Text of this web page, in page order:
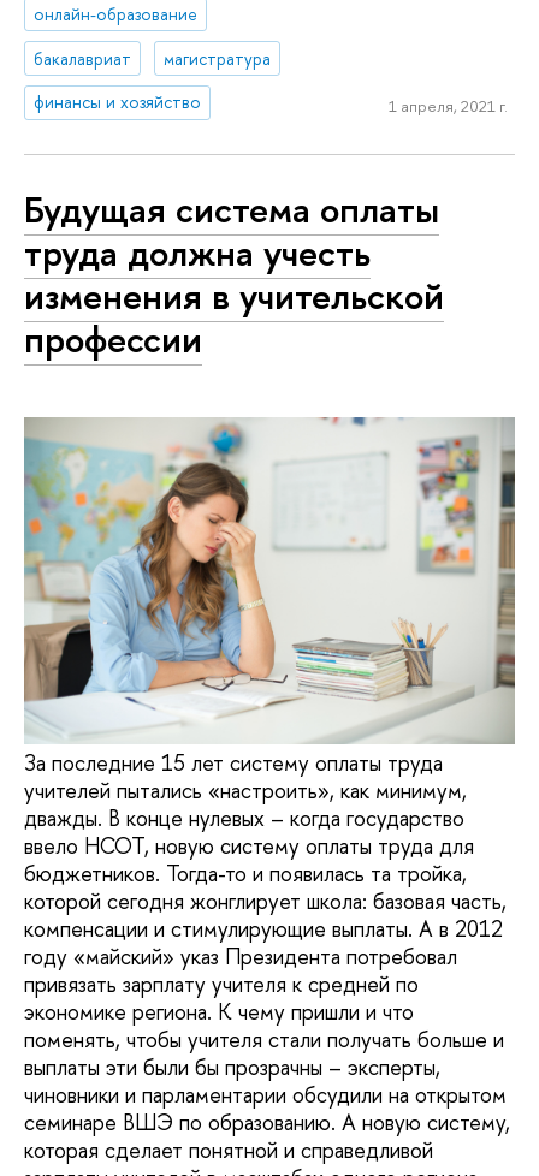
онлайн-образование
бакалавриат
магистратура
финансы и хозяйство
1 апреля, 2021 г.
Будущая система оплаты
труда должна учесть
изменения в учительской
профессии
За последние 15 лет систему оплаты труда
учителей пытались «настроить», как минимум,
дважды. В конце нулевых – когда государство
ввело НСОТ, новую систему оплаты труда для
бюджетников. Тогда-то и появилась та тройка,
которой сегодня жонглирует школа: базовая часть,
компенсации и стимулирующие выплаты. А в 2012
году «майский» указ Президента потребовал
привязать зарплату учителя к средней по
экономике региона. К чему пришли и что
поменять, чтобы учителя стали получать больше и
выплаты эти были бы прозрачны – эксперты,
чиновники и парламентарии обсудили на открытом
семинаре ВШЭ по образованию. А новую систему,
которая сделает понятной и справедливой